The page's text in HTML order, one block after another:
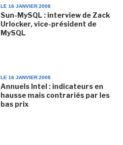
LE 16 JANVIER 2008
Sun-MySQL : interview de Zack
Urlocker, vice-président de
MySQL
LE 16 JANVIER 2008
Annuels Intel : indicateurs en
hausse mais contrariés par les
bas prix